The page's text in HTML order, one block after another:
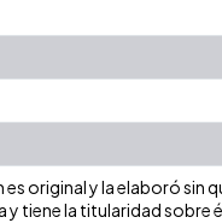
original y la elaboró sin
tiene la titularidad sobre